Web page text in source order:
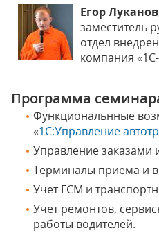
Егор Луканов
заместитель
отдел
компания
Программа
Функциональнные
«1С:Управление
Управление заказами
Терминалы приема и
Учет ГСМ и
Учет ремонтов,
работы водителей.